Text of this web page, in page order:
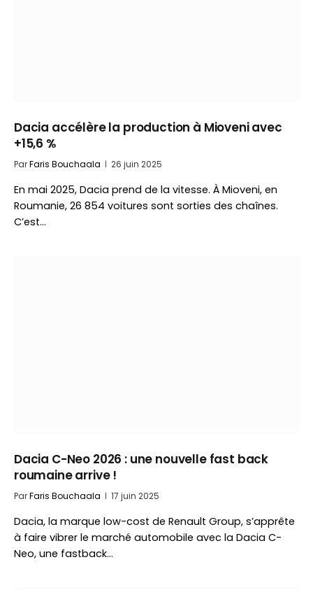
Dacia accélère la production à Mioveni avec
+15,6 %
ParFaris Bouchaala 26 juin 2025
En mai 2025, Dacia prend de la vitesse. À Mioveni, en
Roumanie, 26 854 voitures sont sorties des chaînes.
C’est…
Dacia C-Neo 2026 : une nouvelle fast back
roumaine arrive !
ParFaris Bouchaala 17 juin 2025
Dacia, la marque low-cost de Renault Group, s’apprête
à faire vibrer le marché automobile avec la Dacia C-
Neo, une fastback…